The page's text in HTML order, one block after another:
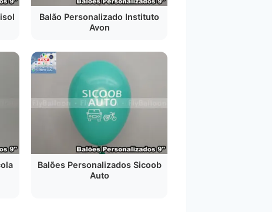
Balão Personalizado Instituto
Avon
Balões Personalizados Sicoob
Auto